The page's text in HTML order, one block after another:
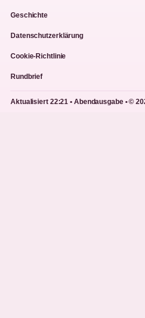
Geschichte
Datenschutzerklärung
Cookie-Richtlinie
Rundbrief
Aktualisiert 22:21 • Abendausgabe • ©